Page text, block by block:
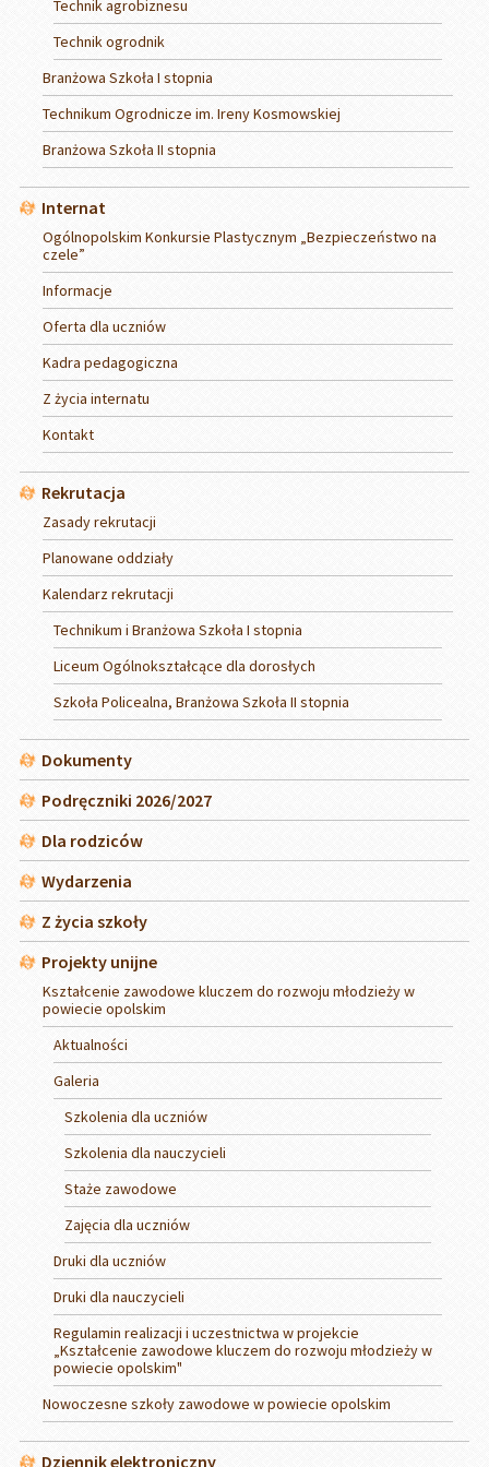
Technik agrobiznesu
Technik ogrodnik
Branżowa Szkoła I stopnia
Technikum Ogrodnicze im. Ireny Kosmowskiej
Branżowa Szkoła II stopnia
Internat
Ogólnopolskim Konkursie Plastycznym „Bezpieczeństwo na
czele”
Informacje
Oferta dla uczniów
Kadra pedagogiczna
Z życia internatu
Kontakt
Rekrutacja
Zasady rekrutacji
Planowane oddziały
Kalendarz rekrutacji
Technikum i Branżowa Szkoła I stopnia
Liceum Ogólnokształcące dla dorosłych
Szkoła Policealna, Branżowa Szkoła II stopnia
Dokumenty
Podręczniki 2026/2027
Dla rodziców
Wydarzenia
Z życia szkoły
Projekty unijne
Kształcenie zawodowe kluczem do rozwoju młodzieży w
powiecie opolskim
Aktualności
Galeria
Szkolenia dla uczniów
Szkolenia dla nauczycieli
Staże zawodowe
Zajęcia dla uczniów
Druki dla uczniów
Druki dla nauczycieli
Regulamin realizacji i uczestnictwa w projekcie
„Kształcenie zawodowe kluczem do rozwoju młodzieży w
powiecie opolskim"
Nowoczesne szkoły zawodowe w powiecie opolskim
Dziennik elektroniczny